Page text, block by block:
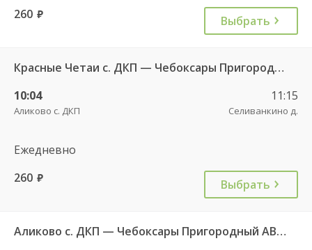
260 руб. Выбрать
Красные Четаи с. ДКП — Чебоксары Пригородный АВ ч/з Аликово с. ДКП 753
10:04
Аликово с. ДКП
11:15
Селиванкино д.
Ежедневно
260 руб. Выбрать
Аликово с. ДКП — Чебоксары Пригородный АВ 520